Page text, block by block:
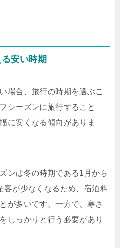
安い時期
場合、旅行の時期を選ぶこ
シーズンに旅行すること
に安くなる傾向がありま
ンは冬の時期である1月から
客が少なくなるため、宿泊料
が多いです。一方で、寒さ
しっかりと行う必要があり